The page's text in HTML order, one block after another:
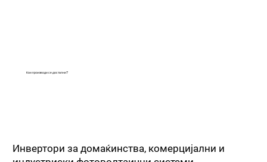
Инвертори за домаќинства, комерцијални и
Кои производи се достапни?